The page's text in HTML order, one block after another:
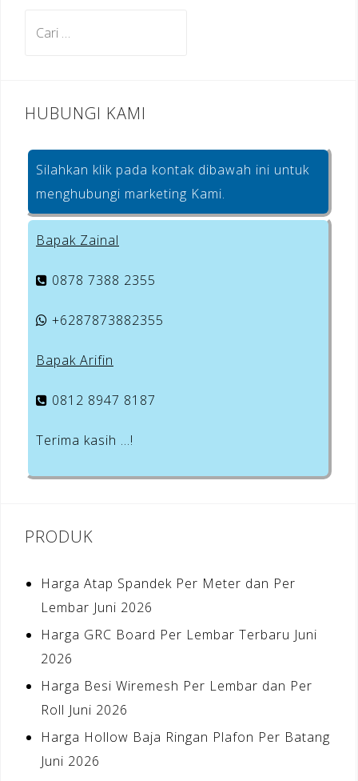
o
HUBUNGI KAMI
Silahkan klik pada kontak dibawah ini untuk
menghubungi marketing Kami.
Bapak Zainal
0878 7388 2355
+6287873882355
Bapak Arifin
0812 8947 8187
Terima kasih …!
PRODUK
Harga Atap Spandek Per Meter dan Per
Lembar Juni 2026
Harga GRC Board Per Lembar Terbaru Juni
2026
Harga Besi Wiremesh Per Lembar dan Per
Roll Juni 2026
Harga Hollow Baja Ringan Plafon Per Batang
Juni 2026